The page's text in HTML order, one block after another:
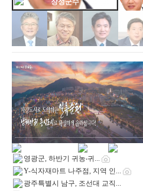
김병내 광주남구청장 ...
영광군, 하반기 귀농‧귀...
Y-식자재마트 나주점, 지역 인...
광주특별시 남구, 조선대 교직...